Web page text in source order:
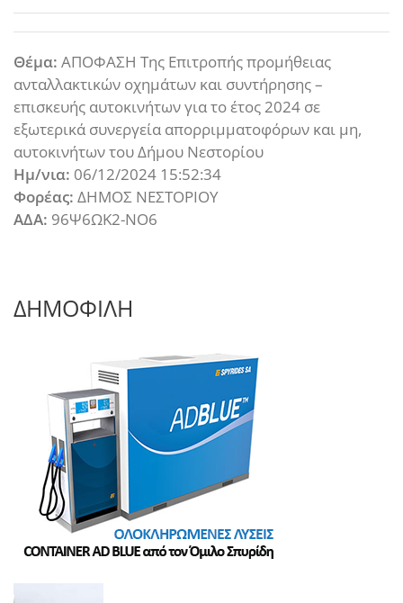
Θέμα: ΑΠΟΦΑΣΗ Της Επιτροπής προμήθειας
ανταλλακτικών οχημάτων και συντήρησης –
επισκευής αυτοκινήτων για το έτος 2024 σε
εξωτερικά συνεργεία απορριμματοφόρων και μη,
αυτοκινήτων του Δήμου Νεστορίου
Ημ/νια: 06/12/2024 15:52:34
Φορέας: ΔΗΜΟΣ ΝΕΣΤΟΡΙΟΥ
ΑΔΑ: 96Ψ6ΩΚ2-ΝΟ6
ΔΗΜΟΦΙΛΗ